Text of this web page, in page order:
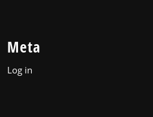
Meta
Log in